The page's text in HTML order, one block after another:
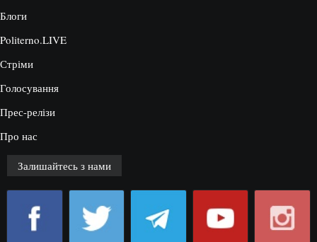
Блоги
Politerno.LIVE
Стріми
Голосування
Прес-релізи
Про нас
Залишайтесь з нами